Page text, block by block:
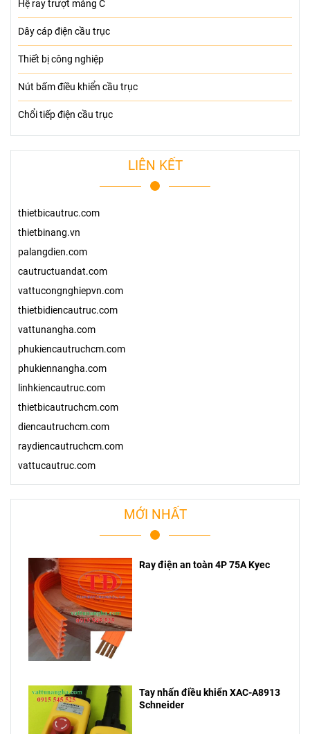
Hệ ray trượt máng C
Dây cáp điện cầu trục
Thiết bị công nghiệp
Nút bấm điều khiển cầu trục
Chổi tiếp điện cầu trục
LIÊN KẾT
thietbicautruc.com
thietbinang.vn
palangdien.com
cautructuandat.com
vattucongnghiepvn.com
thietbidiencautruc.com
vattunangha.com
phukiencautruchcm.com
phukiennangha.com
linhkiencautruc.com
thietbicautruchcm.com
diencautruchcm.com
raydiencautruchcm.com
vattucautruc.com
MỚI NHẤT
Ray điện an toàn 4P 75A Kyec
Tay nhấn điều khiển XAC-A8913
Schneider